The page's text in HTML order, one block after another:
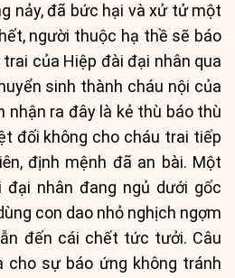
nảy, đã bức hại và xử tử một
người thuộc hạ thề sẽ báo
của Hiệp đài đại nhân qua
sinh thành cháu nội của
nhận ra đây là kẻ thù báo thù
đối không cho cháu trai tiếp
định mệnh đã an bài. Một
đại nhân đang ngủ dưới gốc
con dao nhỏ nghịch ngợm
đến cái chết tức tưởi. Câu
cho sự báo ứng không tránh